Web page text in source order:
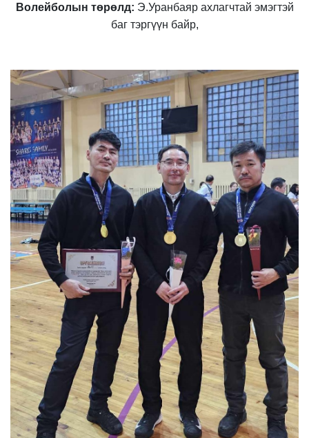
Волейболын төрөлд: Э.Уранбаяр ахлагчтай эмэгтэй
баг тэргүүн байр,